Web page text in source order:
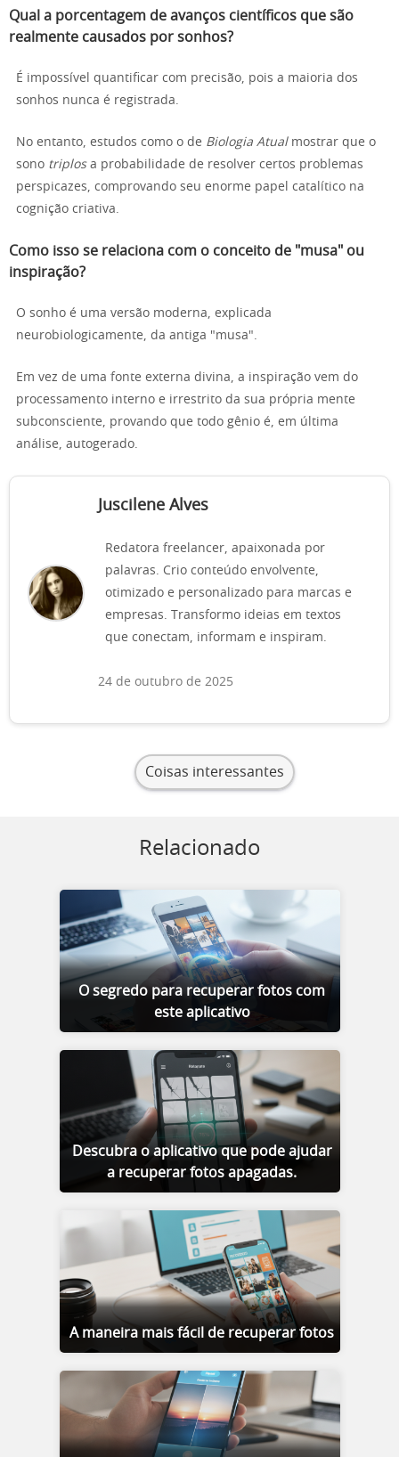
Qual a porcentagem de avanços científicos que são
realmente causados por sonhos?
É impossível quantificar com precisão, pois a maioria dos
sonhos nunca é registrada.
No entanto, estudos como o de Biologia Atualmostrar que o
sono triplosa probabilidade de resolver certos problemas
perspicazes, comprovando seu enorme papel catalítico na
cognição criativa.
Como isso se relaciona com o conceito de "musa" ou
inspiração?
O sonho é uma versão moderna, explicada
neurobiologicamente, da antiga "musa".
Em vez de uma fonte externa divina, a inspiração vem do
processamento interno e irrestrito da sua própria mente
subconsciente, provando que todo gênio é, em última
análise, autogerado.
Juscilene Alves
Redatora freelancer, apaixonada por
palavras. Crio conteúdo envolvente,
otimizado e personalizado para marcas e
empresas. Transformo ideias em textos
que conectam, informam e inspiram.
24 de outubro de 2025
Coisas interessantes
Relacionado
O segredo para recuperar fotos com
este aplicativo
Descubra o aplicativo que pode ajudar
a recuperar fotos apagadas.
A maneira mais fácil de recuperar fotos